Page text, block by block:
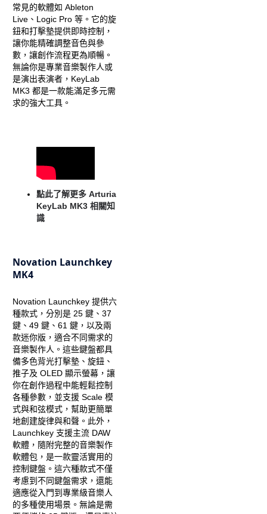
常見的軟體如 Ableton
Live、Logic Pro 等。它的旋
鈕和打擊墊提供即時控制，
讓你能精確調整音色與參
數，讓創作流程更為順暢。
無論你是專業音樂製作人或
是演出表演者，KeyLab
MK3 都是一款能滿足多元需
求的強大工具。
點此了解更多 Arturia
KeyLab MK3 相關知
識
Novation Launchkey
MK4
Novation Launchkey 提供六
種款式，分別是 25 鍵、37
鍵、49 鍵、61 鍵，以及兩
款迷你版，適合不同需求的
音樂製作人。這些鍵盤都具
備多色背光打擊墊、旋鈕、
推子及 OLED 顯示螢幕，讓
你在創作過程中能輕鬆控制
各種參數，並支援 Scale 模
式與和弦模式，幫助更簡單
地創建旋律與和聲。此外，
Launchkey 支援主流 DAW
軟體，隨附完整的音樂製作
軟體包，是一款靈活實用的
控制鍵盤。這六種款式不僅
考慮到不同鍵盤需求，還能
適應從入門到專業級音樂人
的多種使用場景。無論是需